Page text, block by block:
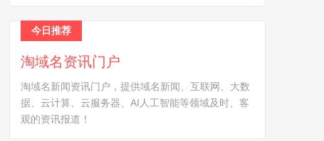
今日推荐
淘域名资讯门户
淘域名新闻资讯门户，提供域名新闻、互联网、大数
据、云计算、云服务器、AI人工智能等领域及时、客
观的资讯报道！